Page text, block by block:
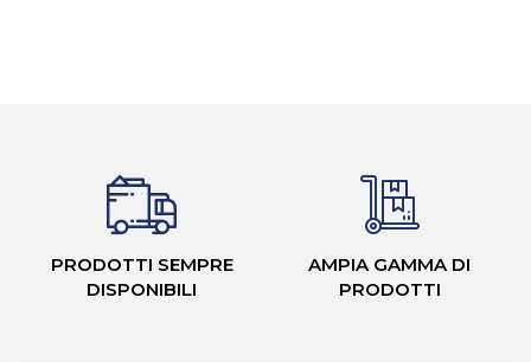
PRODOTTI SEMPRE
DISPONIBILI
AMPIA GAMMA DI
PRODOTTI